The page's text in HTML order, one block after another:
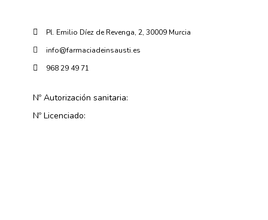
Pl. Emilio Díez de Revenga, 2, 30009 Murcia
info@farmaciadeinsausti.es
968 29 49 71
Nº Autorización sanitaria:
Nº Licenciado: